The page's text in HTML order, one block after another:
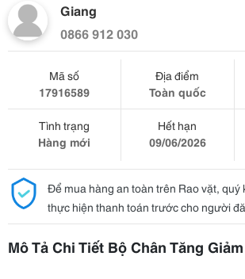
Giang
0866 912 030
Mã số
17916589
Địa điểm
Toàn quốc
Tình trạng
Hàng mới
Hết hạn
09/06/2026
Để mua hàng an toàn trên Rao vặt, quý
thực hiện thanh toán trước cho người
Mô Tả Chi Tiết Bộ Chân Tăng